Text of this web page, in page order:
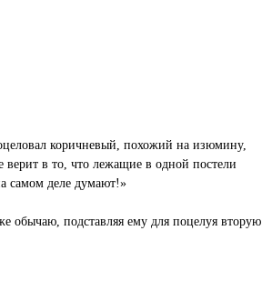
коричневый, похожий на изюмину,
верит в то, что лежащие в одной постели
самом деле думают!»
подставляя ему для поцелуя вторую